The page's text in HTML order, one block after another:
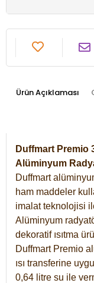
Ürün Açıklaması
Duffmart Premio
Alüminyum
Duffmart
ham maddeler
imalat teknolojisi
Alüminyum
dekoratif ısıtma
Duffmart Premio
ısı transferine
0,64 litre su ile